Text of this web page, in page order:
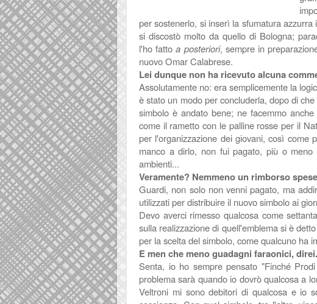
per sostenerlo, si inserì la sfumatura
si discostò molto da quello di Bologna;
l'ho fattoa posteriori, sempre in
nuovo Omar Calabrese.
Lei dunque non ha ricevuto alcuna
Assolutamente no: era semplicemente la
è stato un modo per concluderla, dopo di
simbolo è andato bene; ne facemmo
come il rametto con le palline rosse per il
per l'organizzazione dei giovani, così come
manco a dirlo, non fui pagato, più o
ambienti...
Veramente? Nemmeno un rimborso
Guardi, non solo non venni pagato, ma
utilizzati per distribuire il nuovo simbolo ai
Devo averci rimesso qualcosa come
sulla realizzazione di quell'emblema si è
per la scelta del simbolo, come qualcuno ha
E men che meno guadagni faraonici,
Senta, io ho sempre pensato "Finché
problema sarà quando io dovrò qualcosa a
Veltroni mi sono debitori di qualcosa e io